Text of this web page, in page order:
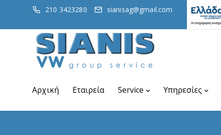
210 3423280 sianisag@gmail.com
Αρχική Εταιρεία Service Υπηρεσίες